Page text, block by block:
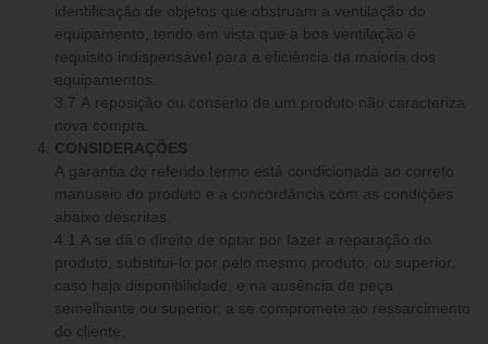
identificação de objetos que obstruam a ventilação do
equipamento, tendo em vista que a boa ventilação é
requisito indispensável para a eficiência da maioria dos
equipamentos.
3.7 A reposição ou conserto de um produto não caracteriza
nova compra.
CONSIDERAÇÕES
A garantia do referido termo está condicionada ao correto
manuseio do produto e a concordância com as condições
abaixo descritas.
4.1 A se dá o direito de optar por fazer a reparação do
produto, substitui-lo por pelo mesmo produto, ou superior,
caso haja disponibilidade, e na ausência de peça
semelhante ou superior, a se compromete ao ressarcimento
do cliente.